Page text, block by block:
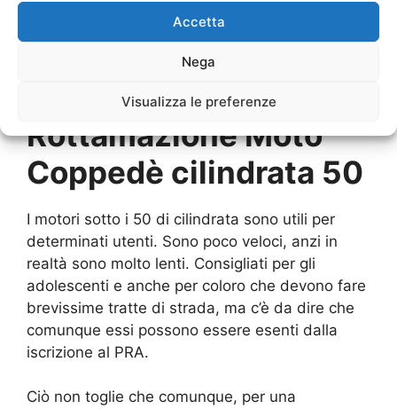
Accetta
Nega
Visualizza le preferenze
Rottamazione Moto
Coppedè cilindrata 50
I motori sotto i 50 di cilindrata sono utili per
determinati utenti. Sono poco veloci, anzi in
realtà sono molto lenti. Consigliati per gli
adolescenti e anche per coloro che devono fare
brevissime tratte di strada, ma c’è da dire che
comunque essi possono essere esenti dalla
iscrizione al PRA.
Ciò non toglie che comunque, per una